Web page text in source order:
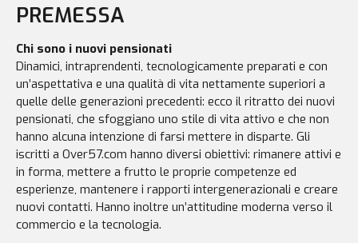
PREMESSA
Chi sono i nuovi pensionati
Dinamici, intraprendenti, tecnologicamente preparati e con
un’aspettativa e una qualità di vita nettamente superiori a
quelle delle generazioni precedenti: ecco il ritratto dei nuovi
pensionati, che sfoggiano uno stile di vita attivo e che non
hanno alcuna intenzione di farsi mettere in disparte. Gli
iscritti a Over57.com hanno diversi obiettivi: rimanere attivi e
in forma, mettere a frutto le proprie competenze ed
esperienze, mantenere i rapporti intergenerazionali e creare
nuovi contatti. Hanno inoltre un’attitudine moderna verso il
commercio e la tecnologia.